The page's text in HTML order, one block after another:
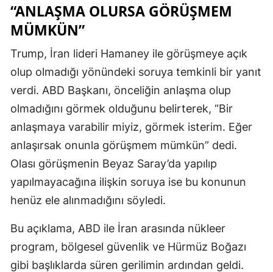
“ANLAŞMA OLURSA GÖRÜŞMEM
MÜMKÜN”
Trump, İran lideri Hamaney ile görüşmeye açık
olup olmadığı yönündeki soruya temkinli bir yanıt
verdi. ABD Başkanı, önceliğin anlaşma olup
olmadığını görmek olduğunu belirterek, “Bir
anlaşmaya varabilir miyiz, görmek isterim. Eğer
anlaşırsak onunla görüşmem mümkün” dedi.
Olası görüşmenin Beyaz Saray’da yapılıp
yapılmayacağına ilişkin soruya ise bu konunun
henüz ele alınmadığını söyledi.
Bu açıklama, ABD ile İran arasında nükleer
program, bölgesel güvenlik ve Hürmüz Boğazı
gibi başlıklarda süren gerilimin ardından geldi.